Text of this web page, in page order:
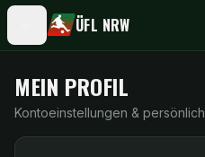
ÜFL NRW
MEIN PROFIL
Kontoeinstellungen &